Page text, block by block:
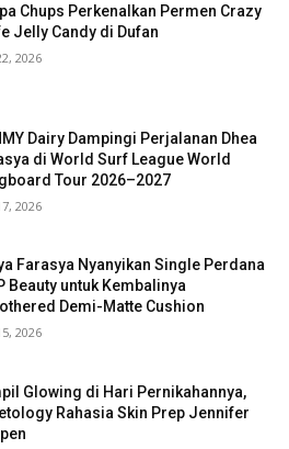
Chups Perkenalkan Permen Crazy
Jelly Candy di Dufan
2026
Dairy Dampingi Perjalanan Dhea
di World Surf League World
Tour 2026–2027
2026
Farasya Nyanyikan Single Perdana
Beauty untuk Kembalinya
Demi-Matte Cushion
2026
Glowing di Hari Pernikahannya,
Rahasia Skin Prep Jennifer